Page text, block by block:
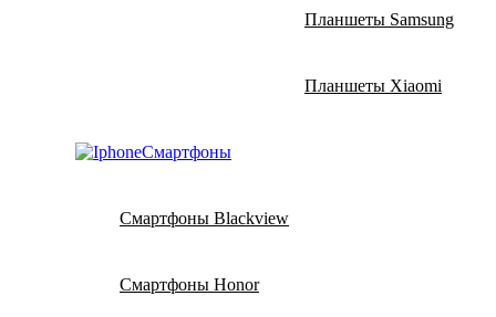
Планшеты Samsung
Планшеты Xiaomi
Смартфоны
Смартфоны Blackview
Смартфоны Honor